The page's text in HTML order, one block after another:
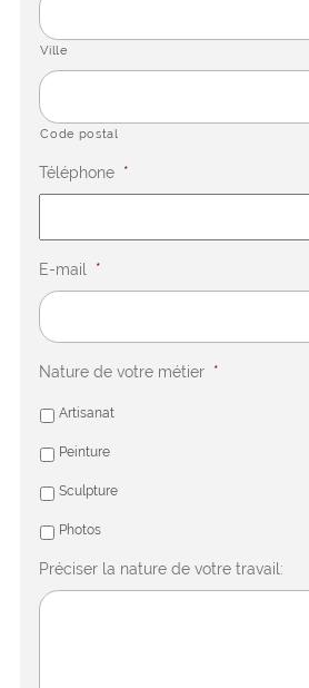
Ville
Code postal
Téléphone *
E-mail *
Nature de votre métier *
Artisanat
Peinture
Sculpture
Photos
Préciser la nature de votre travail: